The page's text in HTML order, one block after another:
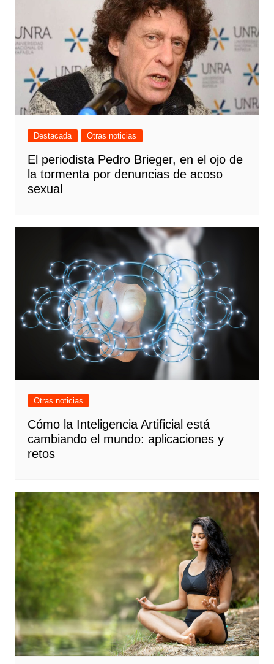
Destacada Otras noticias
El periodista Pedro Brieger, en el ojo de
la tormenta por denuncias de acoso
sexual
Otras noticias
Cómo la Inteligencia Artificial está
cambiando el mundo: aplicaciones y
retos